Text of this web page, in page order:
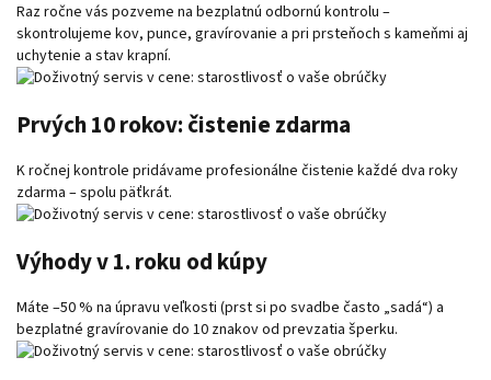
Raz ročne vás pozveme na bezplatnú odbornú kontrolu –
skontrolujeme kov, punce, gravírovanie a pri prsteňoch s kameňmi aj
uchytenie a stav krapní.
Prvých 10 rokov: čistenie zdarma
K ročnej kontrole pridávame profesionálne čistenie každé dva roky
zdarma – spolu päťkrát.
Výhody v 1. roku od kúpy
Máte –50 % na úpravu veľkosti (prst si po svadbe často „sadá“) a
bezplatné gravírovanie do 10 znakov od prevzatia šperku.